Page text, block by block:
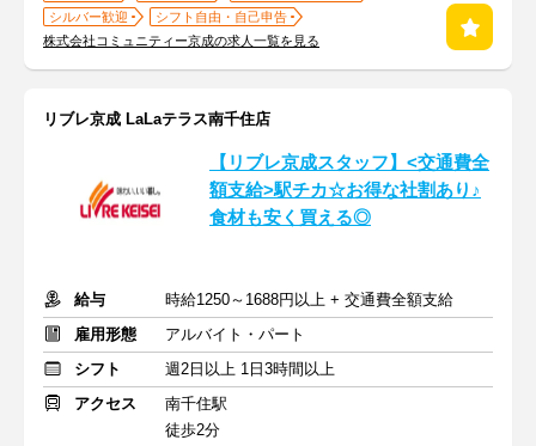
シルバー歓迎
シフト自由・自己申告
株式会社コミュニティー京成の求人一覧を見る
リブレ京成 LaLaテラス南千住店
【リブレ京成スタッフ】<交通費全
額支給>駅チカ☆お得な社割あり♪
食材も安く買える◎
給与
時給1250～1688円以上 + 交通費全額支給
雇用形態
アルバイト・パート
シフト
週2日以上 1日3時間以上
アクセス
南千住駅
徒歩2分